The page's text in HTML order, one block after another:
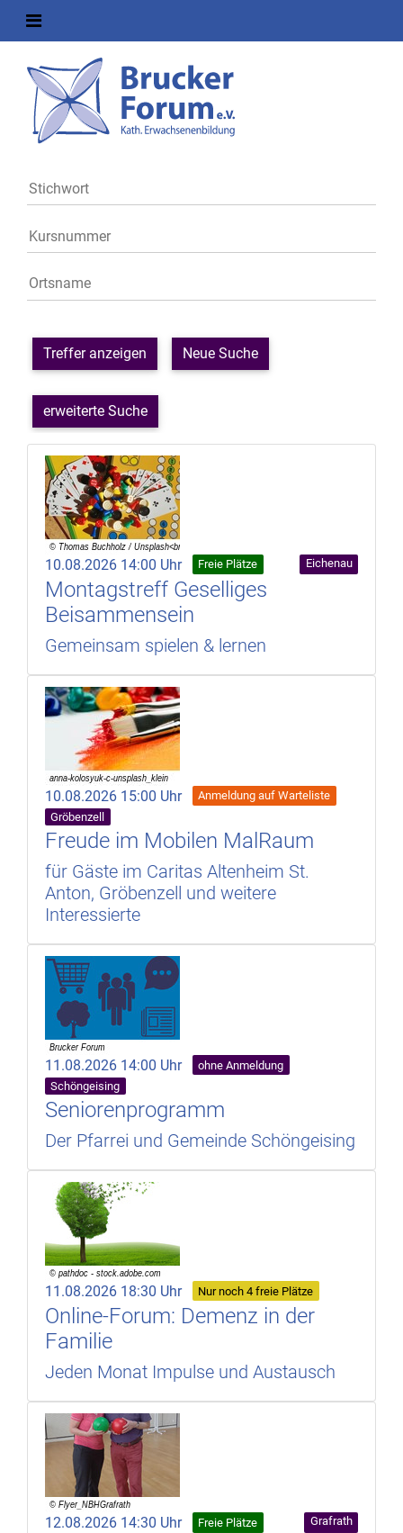
Treffer anzeigen Neue Suche
erweiterte Suche
10.08.2026 14:00 Uhr Freie Plätze Eichenau
Montagstreff Geselliges
Beisammensein
Gemeinsam spielen & lernen
10.08.2026 15:00 Uhr
Anmeldung auf Warteliste
Gröbenzell
Freude im Mobilen MalRaum
für Gäste im Caritas Altenheim St.
Anton, Gröbenzell und weitere
Interessierte
11.08.2026 14:00 Uhr
ohne Anmeldung
Schöngeising
Seniorenprogramm
Der Pfarrei und Gemeinde Schöngeising
11.08.2026 18:30 Uhr Nur noch 4 freie Plätze
Online-Forum: Demenz in der
Familie
Jeden Monat Impulse und Austausch
12.08.2026 14:30 Uhr Freie Plätze Grafrath